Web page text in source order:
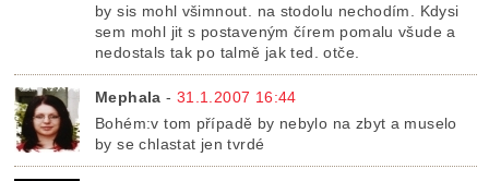
by sis mohl všimnout. na stodolu nechodím. Kdysi
sem mohl jit s postaveným čírem pomalu všude a
nedostals tak po talmě jak ted. otče.
Mephala - 31.1.2007 16:44
Bohém:v tom případě by nebylo na zbyt a muselo
by se chlastat jen tvrdé